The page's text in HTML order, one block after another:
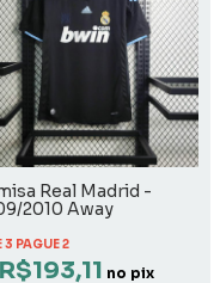
Real Madrid -
2010 Away
3 PAGUE 2
R$193,11 no pix